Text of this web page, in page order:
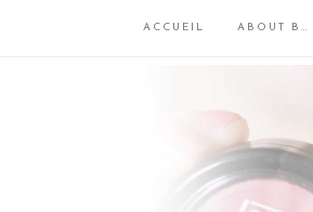
ACCUEIL ABOUT B…